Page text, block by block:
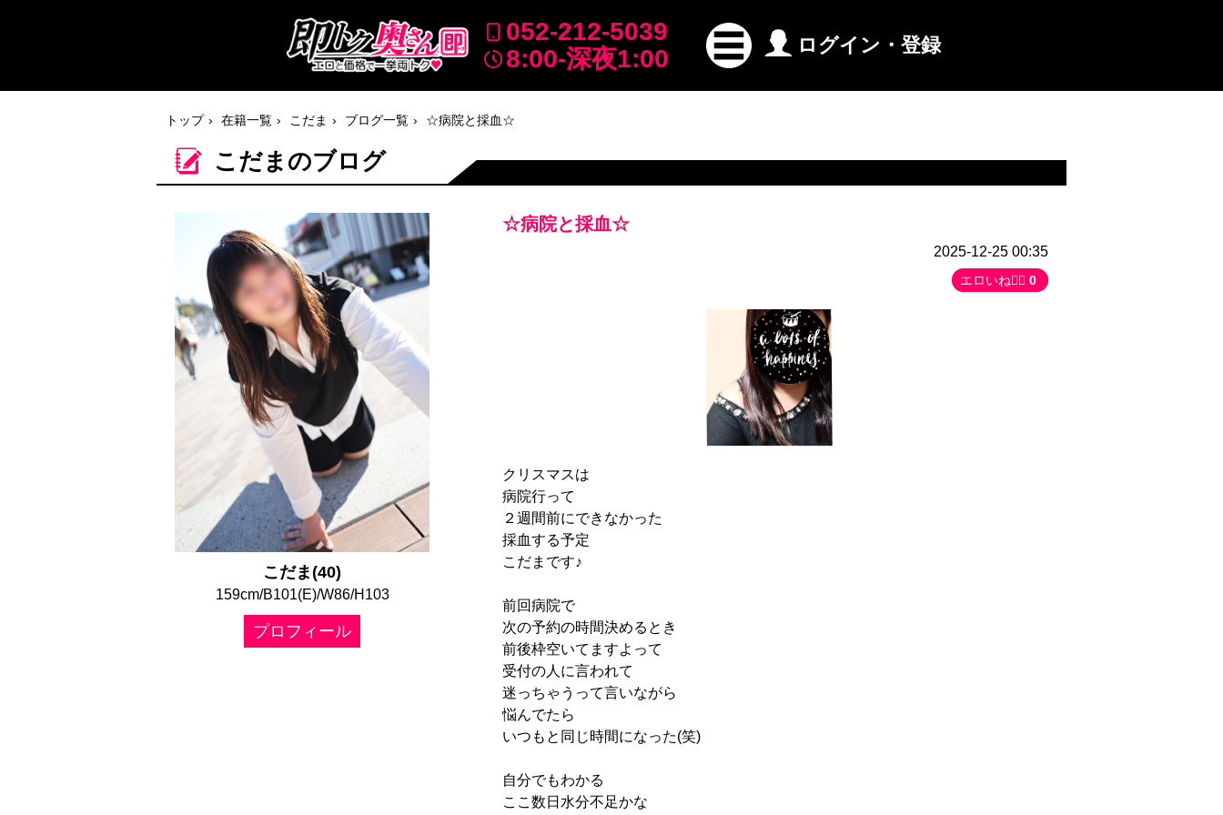
052-212-5039
8:00-深夜1:00
ログイン・登録
トップ 在籍一覧 こだま ブログ一覧 ☆病院と採血☆
こだまのブログ
こだま(40)
159cm/B101(E)/W86/H103
プロフィール
☆病院と採血☆
2025-12-25 00:35
エロいね👍🏻 0
クリスマスは
病院行って
２週間前にできなかった
採血する予定
こだまです♪
前回病院で
次の予約の時間決めるとき
前後枠空いてますよって
受付の人に言われて
迷っちゃうって言いながら
悩んでたら
いつもと同じ時間になった(笑)
自分でもわかる
ここ数日水分不足かな